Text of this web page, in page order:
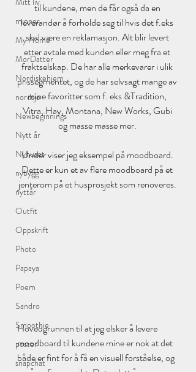
minner
My Home
MorDatter
Nordiskehjem
nordsjø
Newbeginnings
Nytt år
Nyhuset
nybygg
nyttår
Outfit
Oppskrift
Photo
Papaya
Poem
Sandro
Smoothie
poster
snapchat
til kundene, men de får også da en
leverandør å forholde seg til hvis det f.eks
skal være en reklamasjon. Alt blir levert
etter avtale med kunden eller meg fra et
fraktselskap. De har alle merkevarer i ulik
prissegmentet, og de har selvsagt mange av
mine favoritter som f. eks &Tradition,
Vitra, Hay, Montana, New Works, Gubi
og masse masse mer.
Under viser jeg eksempel på moodboard.
Dette er kun et av flere moodboard på et
jenterom på et husprosjekt som renoveres.
Hovedgrunnen til at jeg elsker å levere
moodboard til kundene mine er nok at det
både er fint for å få en visuell forståelse, og